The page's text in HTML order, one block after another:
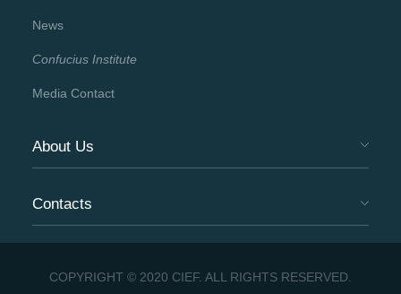
News
Confucius Institute
Media Contact
About Us
Contacts
COPYRIGHT © 2020 CIEF. ALL RIGHTS RESERVED.